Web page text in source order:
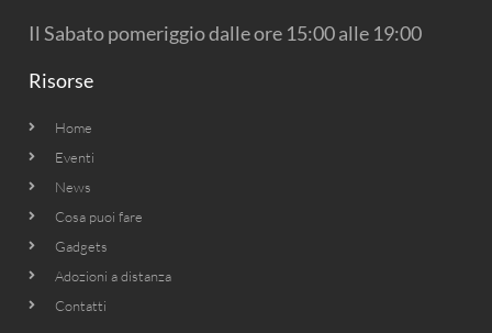
Il Sabato pomeriggio dalle ore 15:00 alle 19:00
Risorse
Home
Eventi
News
Cosa puoi fare
Gadgets
Adozioni a distanza
Contatti